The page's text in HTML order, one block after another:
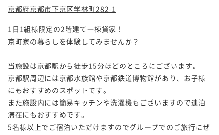
京都府京都市下京区学林町282-1
1日1組様限定の2階建て一棟貸家！
京町家の暮らしを体験してみませんか？
当施設は京都駅から徒歩15分ほどのところにございます。
京都駅周辺には京都水族館や京都鉄道博物館があり、お子様
にもおすすめのスポットです。
また施設内には簡易キッチンや洗濯機もございますので連泊
滞在にもおすすめです。
5名様以上でご宿泊いただけますのでグループでのご旅行にぜ